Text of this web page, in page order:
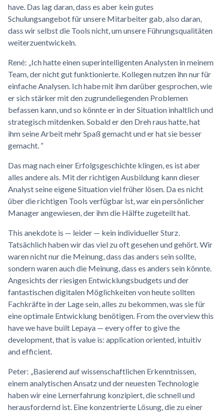
have. Das lag daran, dass es aber kein gutes
Schulungsangebot für unsere Mitarbeiter gab, also daran,
dass wir selbst die Tools nicht, um unsere Führungsqualitäten
weiterzuentwickeln.
René: „Ich hatte einen superintelligenten Analysten in meinem
Team, der nicht gut funktionierte. Kollegen nutzen ihn nur für
einfache Analysen. Ich habe mit ihm darüber gesprochen, wie
er sich stärker mit den zugrundeliegenden Problemen
befassen kann, und so könnte er in der Situation inhaltlich und
strategisch mitdenken. Sobald er den Dreh raus hatte, hat
ihm seine Arbeit mehr Spaß gemacht und er hat sie besser
gemacht. “
Das mag nach einer Erfolgsgeschichte klingen, es ist aber
alles andere als. Mit der richtigen Ausbildung kann dieser
Analyst seine eigene Situation viel früher lösen. Da es nicht
über die richtigen Tools verfügbar ist, war ein persönlicher
Manager angewiesen, der ihm die Hälfte zugeteilt hat.
This anekdote is — leider — kein individueller Sturz.
Tatsächlich haben wir das viel zu oft gesehen und gehört. Wir
waren nicht nur die Meinung, dass das anders sein sollte,
sondern waren auch die Meinung, dass es anders sein könnte.
Angesichts der riesigen Entwicklungsbudgets und der
fantastischen digitalen Möglichkeiten von heute sollten
Fachkräfte in der Lage sein, alles zu bekommen, was sie für
eine optimale Entwicklung benötigen. From the overview this
have we have built Lepaya — every offer to give the
development, that is value is: application oriented, intuitiv
and efficient.
Peter: „Basierend auf wissenschaftlichen Erkenntnissen,
einem analytischen Ansatz und der neuesten Technologie
haben wir eine Lernerfahrung konzipiert, die schnell und
herausfordernd ist. Eine konzentrierte Lösung, die zu einer